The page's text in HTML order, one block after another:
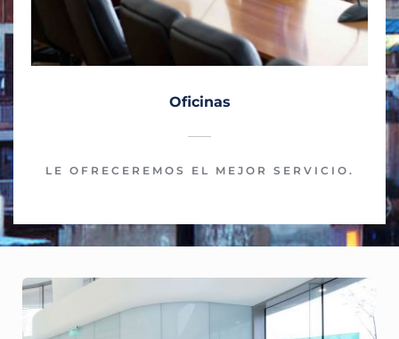
Oficinas
LE OFRECEREMOS EL MEJOR SERVICIO.